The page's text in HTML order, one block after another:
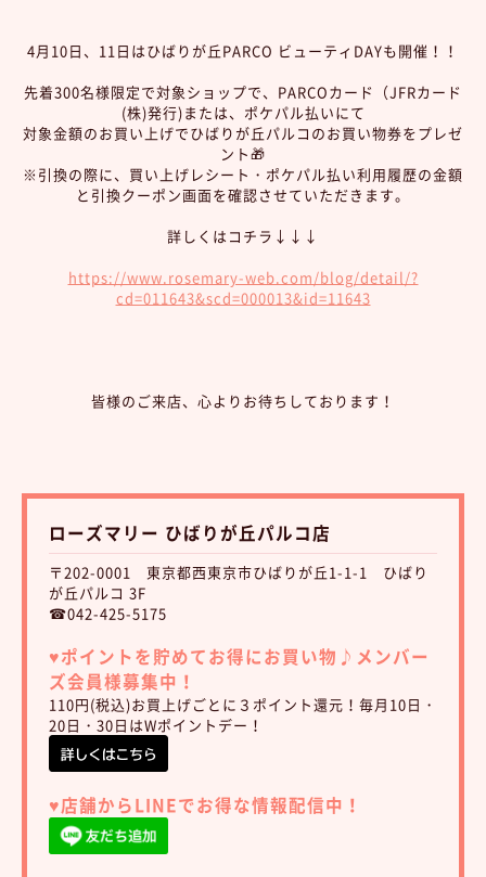
4月10日、11日はひばりが丘PARCO ビューティDAYも開催！！
先着300名様限定で対象ショップで、PARCOカード（JFRカード
(株)発行)または、ポケパル払いにて
対象金額のお買い上げでひばりが丘パルコのお買い物券をプレゼ
ント🎁
※引換の際に、買い上げレシート・ポケパル払い利用履歴の金額
と引換クーポン画面を確認させていただきます。
詳しくはコチラ↓↓↓
https://www.rosemary-web.com/blog/detail/?
cd=011643&scd=000013&id=11643
皆様のご来店、心よりお待ちしております！
ローズマリー ひばりが丘パルコ店
〒202-0001 東京都西東京市ひばりが丘1-1-1 ひばり
が丘パルコ 3F
☎042-425-5175
♥︎ポイントを貯めてお得にお買い物♪ メンバー
ズ会員様募集中！
110円(税込)お買上げごとに３ポイント還元！毎月10日・
20日・30日はWポイントデー！
♥︎店舗からLINEでお得な情報配信中！